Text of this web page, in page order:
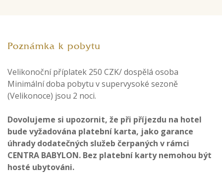
Poznámka k pobytu
Velikonoční příplatek 250 CZK/ dospělá osoba
Minimální doba pobytu v supervysoké sezoně
(Velikonoce) jsou 2 noci.
Dovolujeme si upozornit, že při příjezdu na hotel
bude vyžadována platební karta, jako garance
úhrady dodatečných služeb čerpaných v rámci
CENTRA BABYLON. Bez platební karty nemohou být
hosté ubytováni.